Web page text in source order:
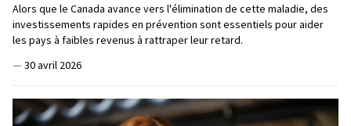
Alors que le Canada avance vers l'élimination de cette maladie, des
investissements rapides en prévention sont essentiels pour aider
les pays à faibles revenus à rattraper leur retard.
— 30 avril 2026